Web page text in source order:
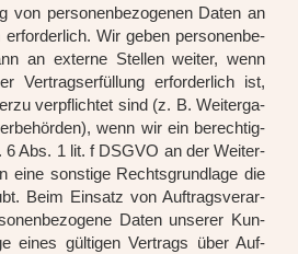
von per­so­nen­be­zo­ge­nen Daten an
erfor­der­lich. Wir geben per­so­nen­be­
an exter­ne Stel­len wei­ter, wenn
Ver­trags­er­fül­lung erfor­der­lich ist,
ver­pflich­tet sind (z. B. Wei­ter­ga­
wenn wir ein berech­tig­
6 Abs. 1 lit. f DSGVO an der Wei­ter­
eine sons­ti­ge Rechts­grund­la­ge die
Beim Ein­satz von Auf­trags­ver­ar­
Daten unse­rer Kun­
eines gül­ti­gen Ver­trags über Auf­